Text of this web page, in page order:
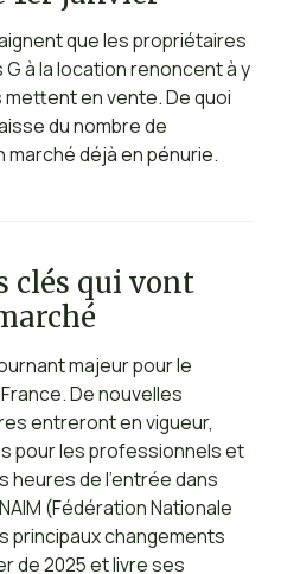
que les propriétaires
à la location renoncent à y
en vente. De quoi
du nombre de
marché déjà en pénurie.
clés qui vont
majeur pour le
De nouvelles
entreront en vigueur,
pour les professionnels et
heures de l’entrée dans
(Fédération Nationale
principaux changements
de 2025 et livre ses